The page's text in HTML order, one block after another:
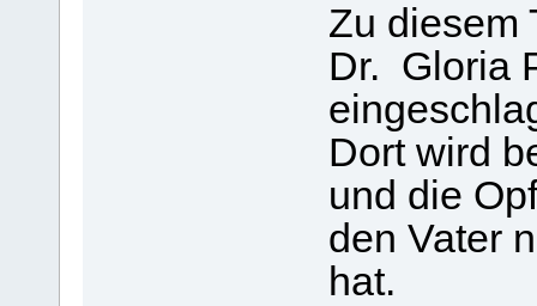
Zu diesem
Dr. Gloria
Dort wird
und die
den Vater
hat.